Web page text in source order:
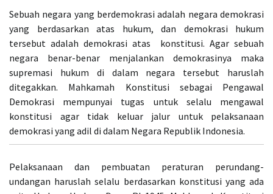
Sebuah negara yang berdemokrasi adalah negara demokrasi
yang berdasarkan atas hukum, dan demokrasi hukum
tersebut adalah demokrasi atas konstitusi. Agar sebuah
negara benar-benar menjalankan demokrasinya maka
supremasi hukum di dalam negara tersebut haruslah
ditegakkan. Mahkamah Konstitusi sebagai Pengawal
Demokrasi mempunyai tugas untuk selalu mengawal
konstitusi agar tidak keluar jalur untuk pelaksanaan
demokrasi yang adil di dalam Negara Republik Indonesia.
Pelaksanaan dan pembuatan peraturan perundang-
undangan haruslah selalu berdasarkan konstitusi yang ada